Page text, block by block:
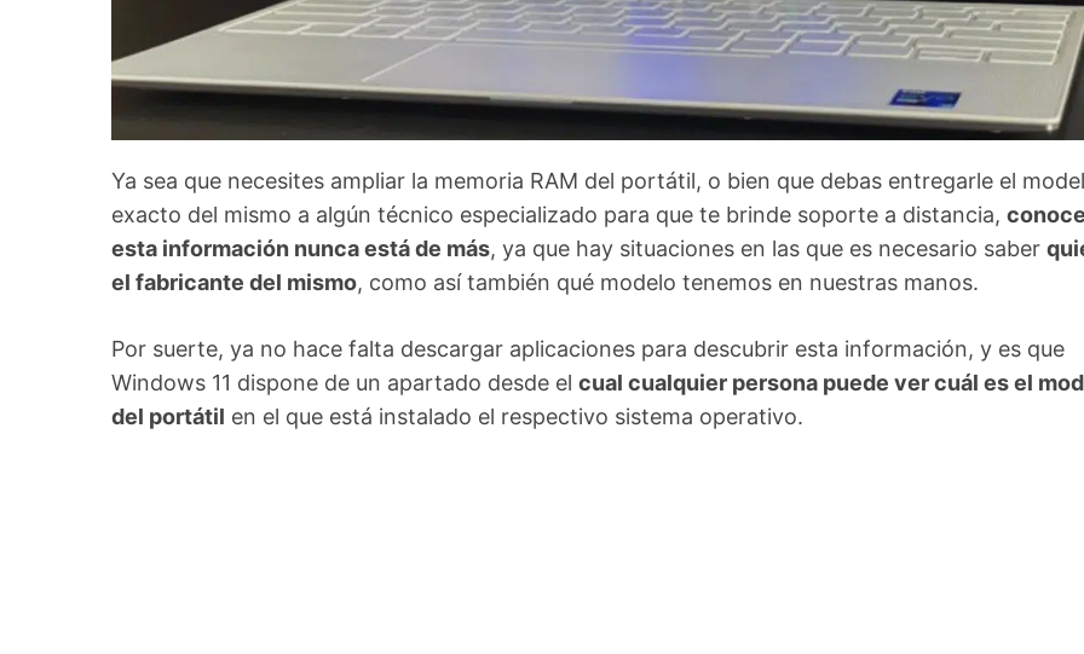
Ya sea que necesites ampliar la memoria RAM del portátil, o bien que debas entregarle el
exacto del mismo a algún técnico especializado para que te brinde soporte a distancia,
esta información nunca está de más, ya que hay situaciones en las que es necesario saber
el fabricante del mismo, como así también qué modelo tenemos en nuestras manos.
Por suerte, ya no hace falta descargar aplicaciones para descubrir esta información, y es que
Windows 11 dispone de un apartado desde el cual cualquier persona puede ver cuál es el
del portátil en el que está instalado el respectivo sistema operativo.